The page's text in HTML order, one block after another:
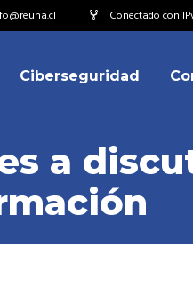
Conectado con
Ciberseguridad
a